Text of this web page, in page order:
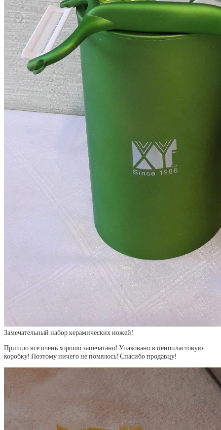
Замечательный набор керамических ножей!
Пришло все очень хорошо запечатано! Упаковано в пенопластовую
коробку! Поэтому ничего не помялось! Спасибо продавцу!